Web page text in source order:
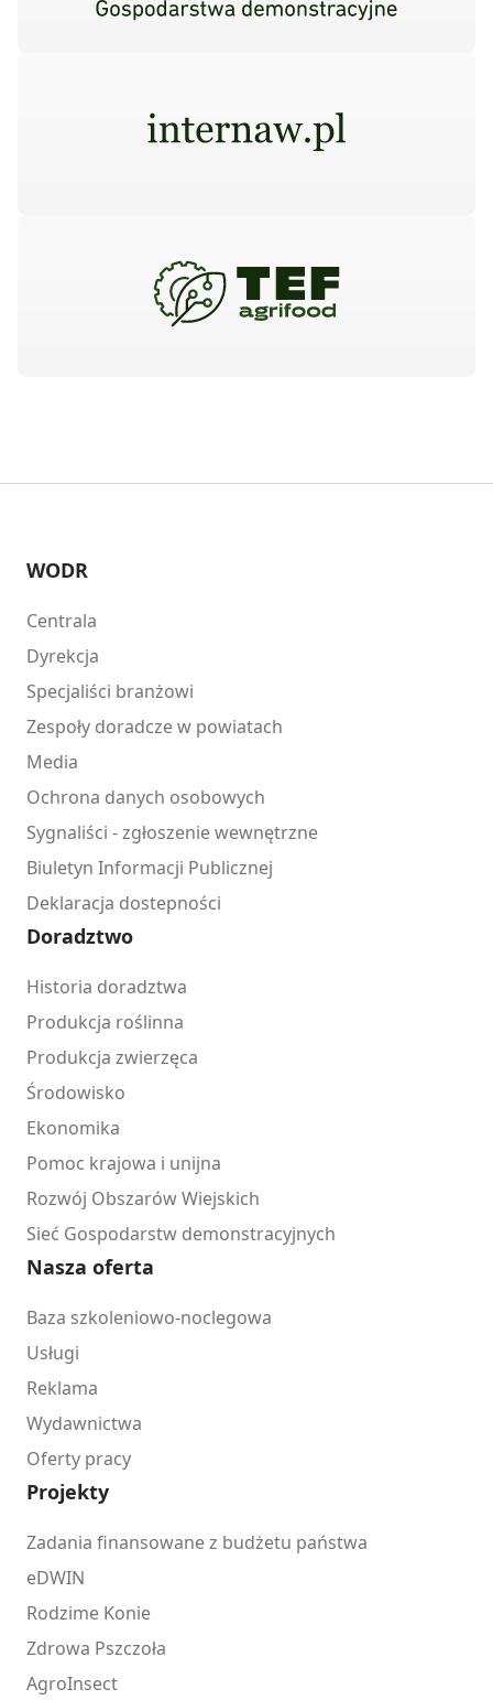
WODR
Centrala
Dyrekcja
Specjaliści branżowi
Zespoły doradcze w powiatach
Media
Ochrona danych osobowych
Sygnaliści - zgłoszenie wewnętrzne
Biuletyn Informacji Publicznej
Deklaracja dostepności
Doradztwo
Historia doradztwa
Produkcja roślinna
Produkcja zwierzęca
Środowisko
Ekonomika
Pomoc krajowa i unijna
Rozwój Obszarów Wiejskich
Sieć Gospodarstw demonstracyjnych
Nasza oferta
Baza szkoleniowo-noclegowa
Usługi
Reklama
Wydawnictwa
Oferty pracy
Projekty
Zadania finansowane z budżetu państwa
eDWIN
Rodzime Konie
Zdrowa Pszczoła
AgroInsect